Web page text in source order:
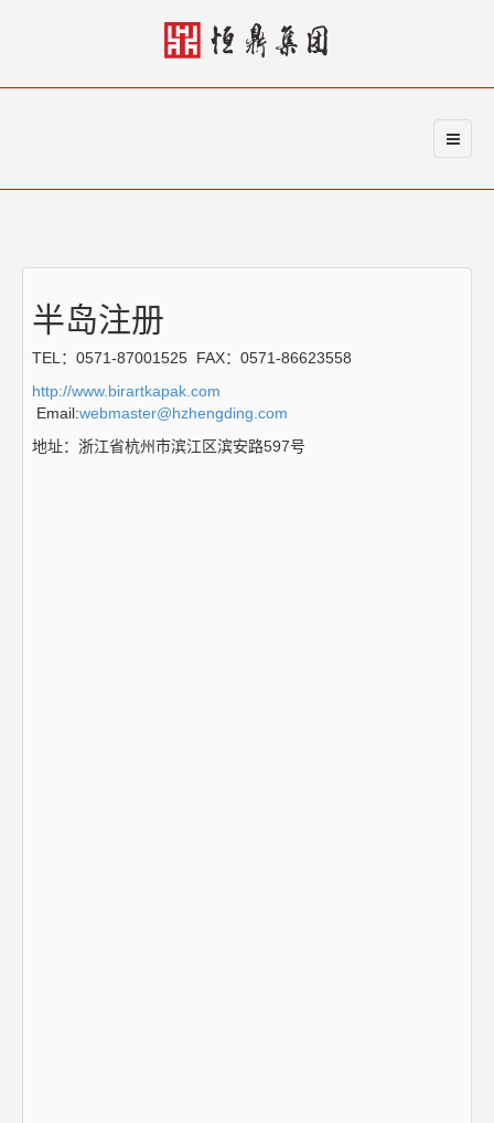
半岛注册
TEL：0571-87001525 FAX：0571-86623558
http://www.birartkapak.com
Email:webmaster@hzhengding.com
地址：浙江省杭州市滨江区滨安路597号